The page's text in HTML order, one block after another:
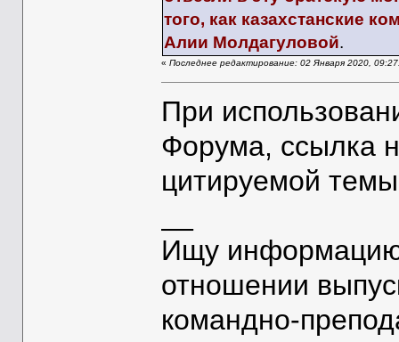
того, как казахстанские
Алии Молдагуловой.
« Последнее редактирование: 02 Января 2020,
При
Форума, ссылка
цитируемой
Ищу информацию
отношении
командно-